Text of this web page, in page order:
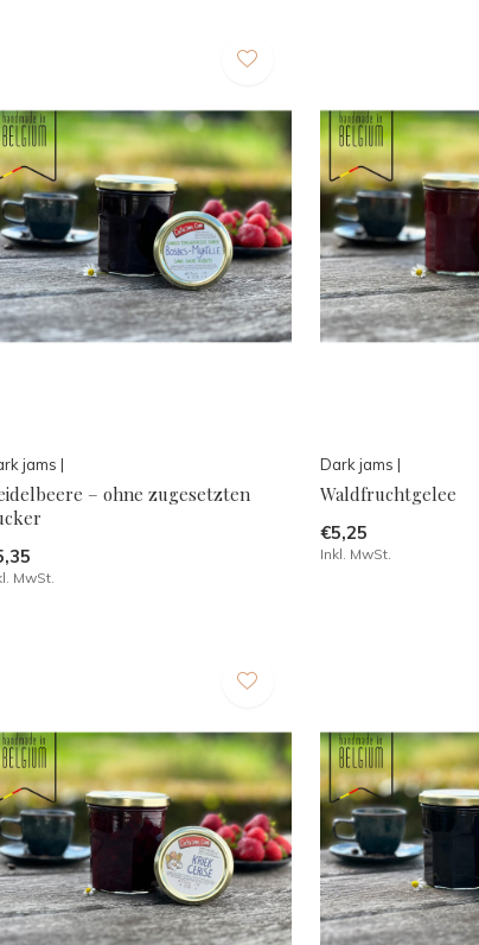
jams |
– ohne zugesetzten
MwSt.
Dark jams |
Waldfruchtgelee
€5,25
Inkl. MwSt.